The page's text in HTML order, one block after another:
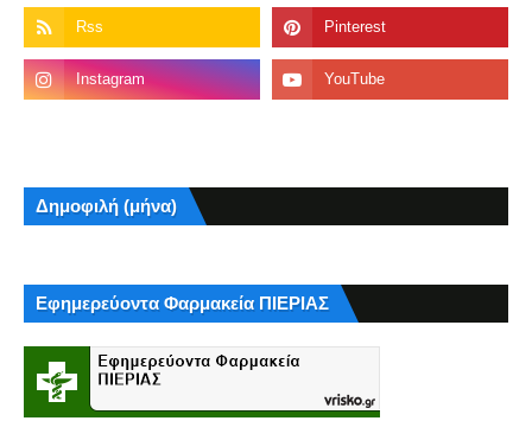
Δημοφιλή (μήνα)
Εφημερεύοντα Φαρμακεία ΠΙΕΡΙΑΣ